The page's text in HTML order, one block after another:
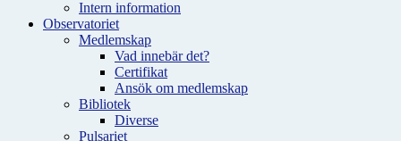
Intern information
Observatoriet
Medlemskap
Vad innebär det?
Certifikat
Ansök om medlemskap
Bibliotek
Diverse
Pulsariet